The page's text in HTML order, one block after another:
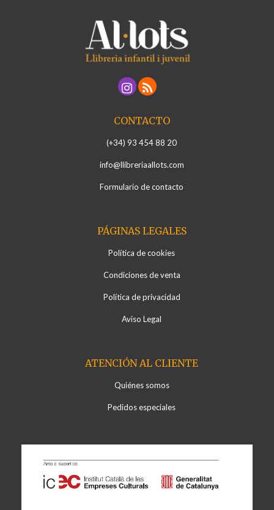
CONTACTO
(+34) 93 454 88 20
info@llibreriaallots.com
Formulario de contacto
PÁGINAS LEGALES
Política de cookies
Condiciones de venta
Política de privacidad
Aviso Legal
ATENCIÓN AL CLIENTE
Quiénes somos
Pedidos especiales